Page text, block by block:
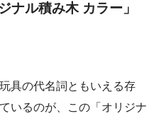
ナル積み木 カラー」
具の代名詞ともいえる存
いるのが、この「オリジナ